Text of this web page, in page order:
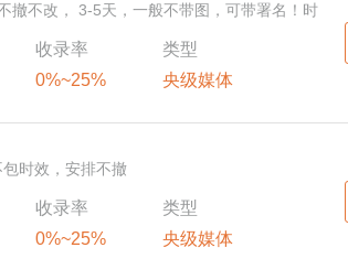
撤不改， 3-5天，一般不带图，可带署名！时
收录率
0%~25%
类型
央级媒体
时效，安排不撤
收录率
0%~25%
类型
央级媒体